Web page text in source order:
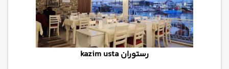
رستوران kazim usta